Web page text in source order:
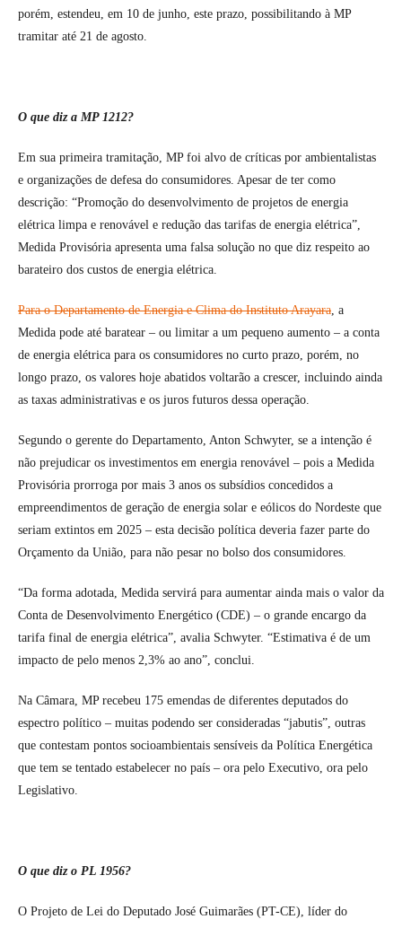
porém, estendeu, em 10 de junho, este prazo, possibilitando à MP
tramitar até 21 de agosto.
O que diz a MP 1212?
Em sua primeira tramitação, MP foi alvo de críticas por ambientalistas
e organizações de defesa do consumidores. Apesar de ter como
descrição: “Promoção do desenvolvimento de projetos de energia
elétrica limpa e renovável e redução das tarifas de energia elétrica”,
Medida Provisória apresenta uma falsa solução no que diz respeito ao
barateiro dos custos de energia elétrica.
Para o Departamento de Energia e Clima do Instituto Arayara, a
Medida pode até baratear – ou limitar a um pequeno aumento – a conta
de energia elétrica para os consumidores no curto prazo, porém, no
longo prazo, os valores hoje abatidos voltarão a crescer, incluindo ainda
as taxas administrativas e os juros futuros dessa operação.
Segundo o gerente do Departamento, Anton Schwyter, se a intenção é
não prejudicar os investimentos em energia renovável – pois a Medida
Provisória prorroga por mais 3 anos os subsídios concedidos a
empreendimentos de geração de energia solar e eólicos do Nordeste que
seriam extintos em 2025 – esta decisão política deveria fazer parte do
Orçamento da União, para não pesar no bolso dos consumidores.
“Da forma adotada, Medida servirá para aumentar ainda mais o valor da
Conta de Desenvolvimento Energético (CDE) – o grande encargo da
tarifa final de energia elétrica”, avalia Schwyter. “Estimativa é de um
impacto de pelo menos 2,3% ao ano”, conclui.
Na Câmara, MP recebeu 175 emendas de diferentes deputados do
espectro político – muitas podendo ser consideradas “jabutis”, outras
que contestam pontos socioambientais sensíveis da Política Energética
que tem se tentado estabelecer no país – ora pelo Executivo, ora pelo
Legislativo.
O que diz o PL 1956?
O Projeto de Lei do Deputado José Guimarães (PT-CE), líder do